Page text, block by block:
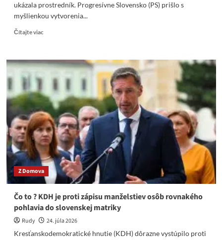
ukázala prostredník. Progresívne Slovensko (PS) prišlo s
myšlienkou vytvorenia...
Čítajte viacRead
PSkárom
sklaplo.
KDH
SaS
a
následne
aj
Maďarská
aliancia
im
ukázala
prostredník
Z Domova
Čo to ? KDH je proti zápisu manželstiev osôb rovnakého
pohlavia do slovenskej matriky
Rudy
24. júla 2026
Kresťanskodemokratické hnutie (KDH) dôrazne vystúpilo proti